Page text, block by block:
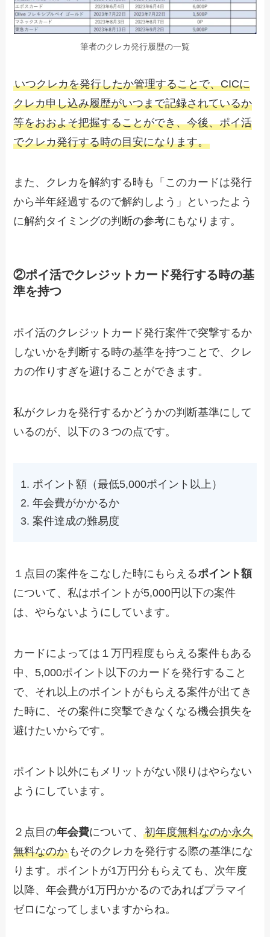
筆者のクレカ発行履歴の一覧
いつクレカを発行したか管理することで、CICに
クレカ申し込み履歴がいつまで記録されているか
等をおおよそ把握することができ、今後、ポイ活
でクレカ発行する時の目安になります。
また、クレカを解約する時も「このカードは発行
から半年経過するので解約しよう」といったよう
に解約タイミングの判断の参考にもなります。
②ポイ活でクレジットカード発行する時の基
準を持つ
ポイ活のクレジットカード発行案件で突撃するか
しないかを判断する時の基準を持つことで、クレ
カの作りすぎを避けることができます。
私がクレカを発行するかどうかの判断基準にして
いるのが、以下の３つの点です。
ポイント額（最低5,000ポイント以上）
年会費がかかるか
案件達成の難易度
１点目の案件をこなした時にもらえるポイント額
について、私はポイントが5,000円以下の案件
は、やらないようにしています。
カードによっては１万円程度もらえる案件もある
中、5,000ポイント以下のカードを発行すること
で、それ以上のポイントがもらえる案件が出てき
た時に、その案件に突撃できなくなる機会損失を
避けたいからです。
ポイント以外にもメリットがない限りはやらない
ようにしています。
２点目の年会費について、初年度無料なのか永久
無料なのか もそのクレカを発行する際の基準にな
ります。ポイントが1万円分もらえても、次年度
以降、年会費が1万円かかるのであればプラマイ
ゼロになってしまいますからね。